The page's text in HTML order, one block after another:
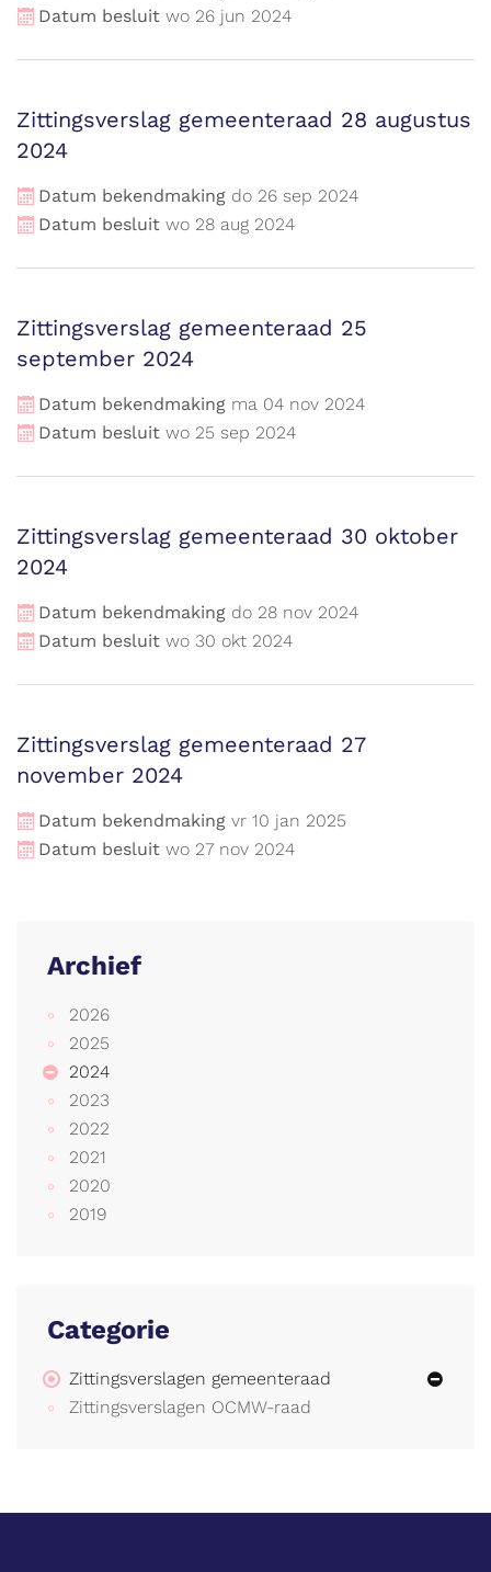
Datum besluit wo 26 jun 2024
Zittingsverslag gemeenteraad 28 augustus
2024
Datum bekendmaking do 26 sep 2024
Datum besluit wo 28 aug 2024
Zittingsverslag gemeenteraad 25
september 2024
Datum bekendmaking ma 04 nov 2024
Datum besluit wo 25 sep 2024
Zittingsverslag gemeenteraad 30 oktober
2024
Datum bekendmaking do 28 nov 2024
Datum besluit wo 30 okt 2024
Zittingsverslag gemeenteraad 27
november 2024
Datum bekendmaking vr 10 jan 2025
Datum besluit wo 27 nov 2024
Archief
2026
2025
2024
2023
2022
2021
2020
2019
Categorie
Zittingsverslagen gemeenteraad
Zittingsverslagen OCMW-raad